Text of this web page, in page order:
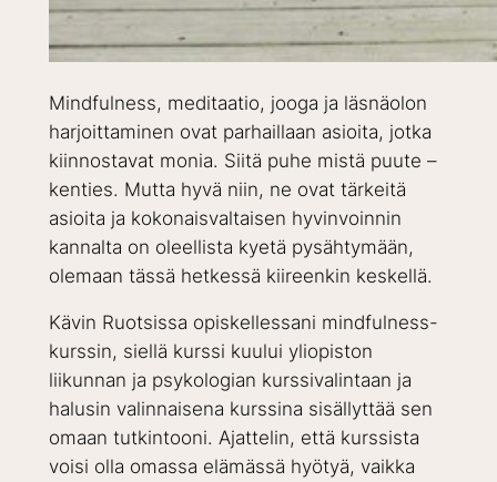
Mindfulness, meditaatio, jooga ja läsnäolon
harjoittaminen ovat parhaillaan asioita, jotka
kiinnostavat monia. Siitä puhe mistä puute –
kenties. Mutta hyvä niin, ne ovat tärkeitä
asioita ja kokonaisvaltaisen hyvinvoinnin
kannalta on oleellista kyetä pysähtymään,
olemaan tässä hetkessä kiireenkin keskellä.
Kävin Ruotsissa opiskellessani mindfulness-
kurssin, siellä kurssi kuului yliopiston
liikunnan ja psykologian kurssivalintaan ja
halusin valinnaisena kurssina sisällyttää sen
omaan tutkintooni. Ajattelin, että kurssista
voisi olla omassa elämässä hyötyä, vaikka